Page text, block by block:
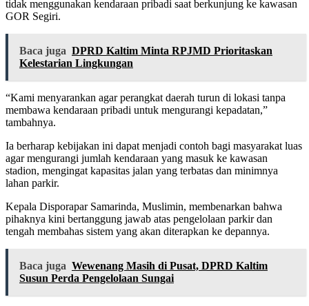
tidak menggunakan kendaraan pribadi saat berkunjung ke kawasan
GOR Segiri.
Baca juga DPRD Kaltim Minta RPJMD Prioritaskan
Kelestarian Lingkungan
“Kami menyarankan agar perangkat daerah turun di lokasi tanpa
membawa kendaraan pribadi untuk mengurangi kepadatan,”
tambahnya.
Ia berharap kebijakan ini dapat menjadi contoh bagi masyarakat luas
agar mengurangi jumlah kendaraan yang masuk ke kawasan
stadion, mengingat kapasitas jalan yang terbatas dan minimnya
lahan parkir.
Kepala Disporapar Samarinda, Muslimin, membenarkan bahwa
pihaknya kini bertanggung jawab atas pengelolaan parkir dan
tengah membahas sistem yang akan diterapkan ke depannya.
Baca juga Wewenang Masih di Pusat, DPRD Kaltim
Susun Perda Pengelolaan Sungai